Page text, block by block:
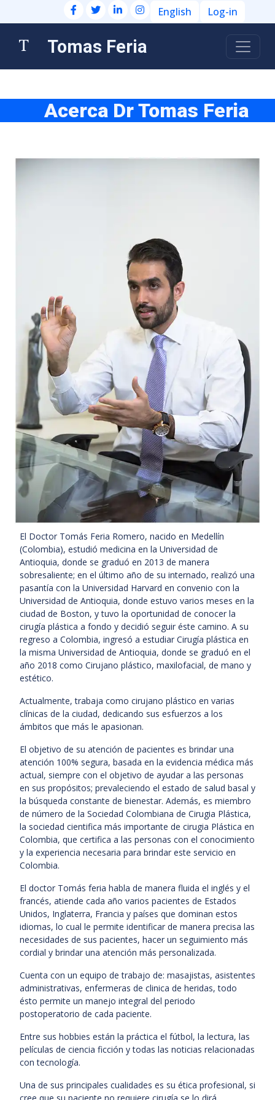
English Log-in
Tomas Feria
Acerca Dr Tomas Feria
El Doctor Tomás Feria Romero, nacido en Medellín
(Colombia), estudió medicina en la Universidad de
Antioquia, donde se graduó en 2013 de manera
sobresaliente; en el último año de su internado, realizó una
pasantía con la Universidad Harvard en convenio con la
Universidad de Antioquia, donde estuvo varios meses en la
ciudad de Boston, y tuvo la oportunidad de conocer la
cirugía plástica a fondo y decidió seguir éste camino. A su
regreso a Colombia, ingresó a estudiar Cirugía plástica en
la misma Universidad de Antioquia, donde se graduó en el
año 2018 como Cirujano plástico, maxilofacial, de mano y
estético.
Actualmente, trabaja como cirujano plástico en varias
clínicas de la ciudad, dedicando sus esfuerzos a los
ámbitos que más le apasionan.
El objetivo de su atención de pacientes es brindar una
atención 100% segura, basada en la evidencia médica más
actual, siempre con el objetivo de ayudar a las personas
en sus propósitos; prevaleciendo el estado de salud basal y
la búsqueda constante de bienestar. Además, es miembro
de número de la Sociedad Colombiana de Cirugia Plástica,
la sociedad cientifica más importante de cirugia Plástica en
Colombia, que certifica a las personas con el conocimiento
y la experiencia necesaria para brindar este servicio en
Colombia.
El doctor Tomás feria habla de manera fluida el inglés y el
francés, atiende cada año varios pacientes de Estados
Unidos, Inglaterra, Francia y países que dominan estos
idiomas, lo cual le permite identificar de manera precisa las
necesidades de sus pacientes, hacer un seguimiento más
cordial y brindar una atención más personalizada.
Cuenta con un equipo de trabajo de: masajistas, asistentes
administrativas, enfermeras de clinica de heridas, todo
ésto permite un manejo integral del periodo
postoperatorio de cada paciente.
Entre sus hobbies están la práctica el fútbol, la lectura, las
películas de ciencia ficción y todas las noticias relacionadas
con tecnología.
Una de sus principales cualidades es su ética profesional, si